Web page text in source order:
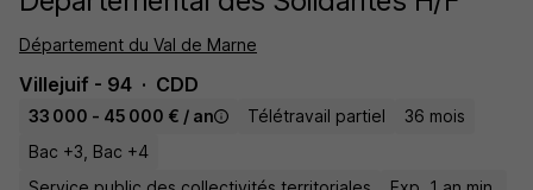
Département du Val de Marne
Villejuif - 94 CDD
33 000 - 45 000 € / an Télétravail partiel
36 mois
Bac +3, Bac +4